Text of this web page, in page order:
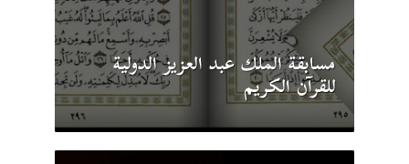
مسابقة الملك عبد العزيز الدولية
للقرآن الكريم